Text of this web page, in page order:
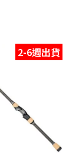
2-6週出貨